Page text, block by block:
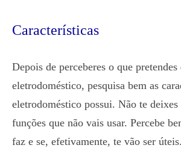
Características
Depois de perceberes o que pretendes
eletrodoméstico, pesquisa bem as
eletrodoméstico possui. Não te deixes
funções que não vais usar. Percebe
faz e se, efetivamente, te vão ser